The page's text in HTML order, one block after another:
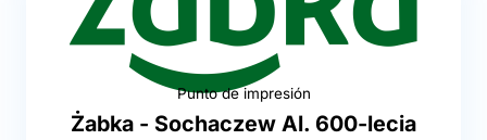
Punto de impresión
Żabka - Sochaczew Al. 600-lecia